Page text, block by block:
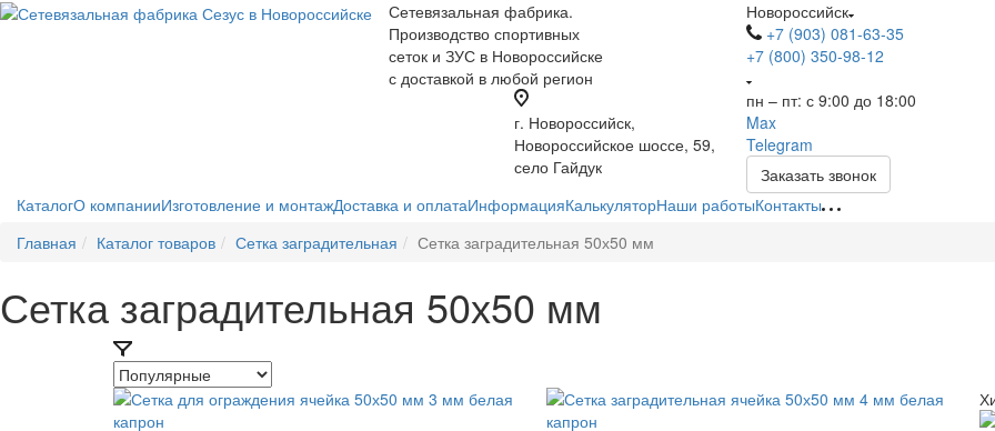
Сетевязальная фабрика.
Производство спортивных
сеток и ЗУС в Новороссийске
с доставкой в любой регион
Новороссийск
+7 (903) 081-63-35
+7 (800) 350-98-12
пн – пт: с 9:00 до 18:00
Max
Telegram
Заказать звонок
г. Новороссийск,
Новороссийское шоссе, 59,
село Гайдук
КаталогО компанииИзготовление и монтажДоставка и оплатаИнформацияКалькуляторНаши работыКонтакты
Главная
Каталог товаров Сетка заградительная Сетка заградительная 50х50 мм
Сетка заградительная 50х50 мм